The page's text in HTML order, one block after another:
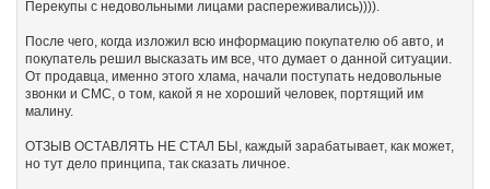
Перекупы с недовольными лицами распереживались)))).
После чего, когда изложил всю информацию покупателю об авто, и
покупатель решил высказать им все, что думает о данной ситуации.
От продавца, именно этого хлама, начали поступать недовольные
звонки и СМС, о том, какой я не хороший человек, портящий им
малину.
ОТЗЫВ ОСТАВЛЯТЬ НЕ СТАЛ БЫ, каждый зарабатывает, как может,
но тут дело принципа, так сказать личное.